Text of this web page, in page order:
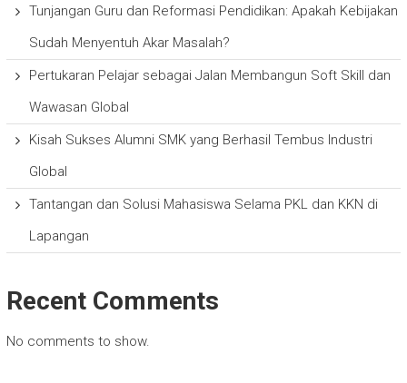
Tunjangan Guru dan Reformasi Pendidikan: Apakah Kebijakan
Sudah Menyentuh Akar Masalah?
Pertukaran Pelajar sebagai Jalan Membangun Soft Skill dan
Wawasan Global
Kisah Sukses Alumni SMK yang Berhasil Tembus Industri
Global
Tantangan dan Solusi Mahasiswa Selama PKL dan KKN di
Lapangan
Recent Comments
No comments to show.